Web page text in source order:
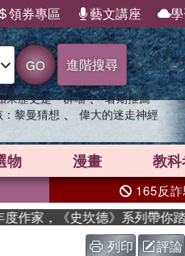
領券專區 藝文講座
GO 進階搜尋
果歷史是一群喵 、 暑期推薦
黎曼猜想 、 偉大的迷走神經
物 漫畫 教
165反
，《史坎德》系列帶你踏上熱
列印 評論